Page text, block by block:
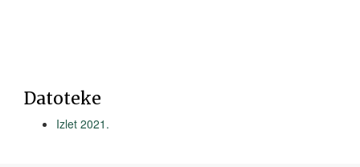
Datoteke
Izlet 2021.